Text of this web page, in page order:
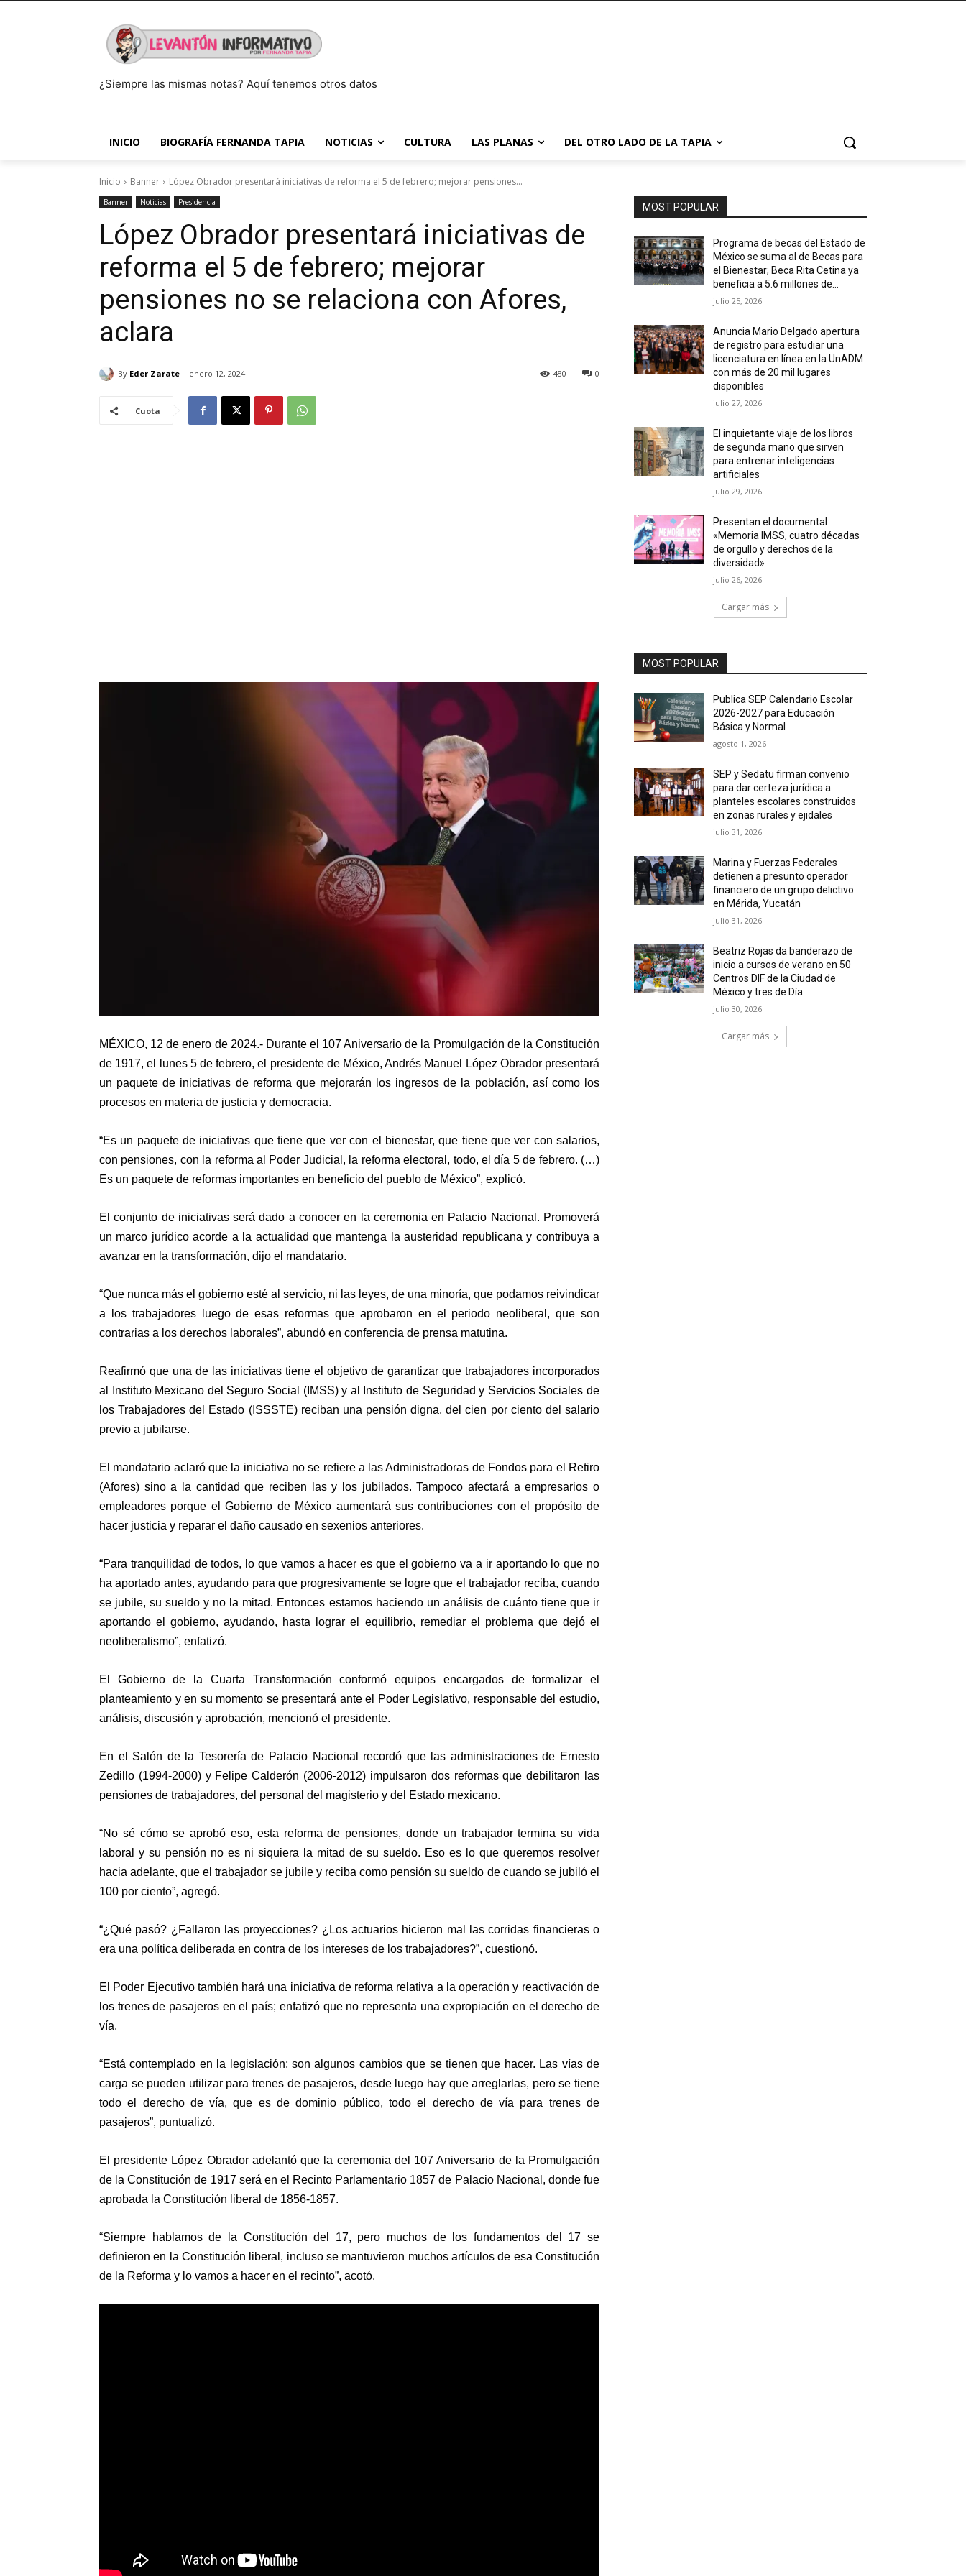
¿Siempre las mismas notas? Aquí tenemos otros datos
INICIO BIOGRAFÍA FERNANDA TAPIA NOTICIAS CULTURA LAS PLANAS DEL OTRO LADO DE LA TAPIA
Inicio Banner López Obrador presentará iniciativas de reforma el 5 de febrero; mejorar pensiones...
Banner Noticias Presidencia
López Obrador presentará iniciativas de
reforma el 5 de febrero; mejorar
pensiones no se relaciona con Afores,
aclara
By Eder Zarate enero 12, 2024 0
480
Cuota
MÉXICO, 12 de enero de 2024.- Durante el 107 Aniversario de la Promulgación de la Constitución
de 1917, el lunes 5 de febrero, el presidente de México, Andrés Manuel López Obrador presentará
un paquete de iniciativas de reforma que mejorarán los ingresos de la población, así como los
procesos en materia de justicia y democracia.
“Es un paquete de iniciativas que tiene que ver con el bienestar, que tiene que ver con salarios,
con pensiones, con la reforma al Poder Judicial, la reforma electoral, todo, el día 5 de febrero. (…)
Es un paquete de reformas importantes en beneficio del pueblo de México”, explicó.
El conjunto de iniciativas será dado a conocer en la ceremonia en Palacio Nacional. Promoverá
un marco jurídico acorde a la actualidad que mantenga la austeridad republicana y contribuya a
avanzar en la transformación, dijo el mandatario.
“Que nunca más el gobierno esté al servicio, ni las leyes, de una minoría, que podamos reivindicar
a los trabajadores luego de esas reformas que aprobaron en el periodo neoliberal, que son
contrarias a los derechos laborales”, abundó en conferencia de prensa matutina.
Reafirmó que una de las iniciativas tiene el objetivo de garantizar que trabajadores incorporados
al Instituto Mexicano del Seguro Social (IMSS) y al Instituto de Seguridad y Servicios Sociales de
los Trabajadores del Estado (ISSSTE) reciban una pensión digna, del cien por ciento del salario
previo a jubilarse.
El mandatario aclaró que la iniciativa no se refiere a las Administradoras de Fondos para el Retiro
(Afores) sino a la cantidad que reciben las y los jubilados. Tampoco afectará a empresarios o
empleadores porque el Gobierno de México aumentará sus contribuciones con el propósito de
hacer justicia y reparar el daño causado en sexenios anteriores.
“Para tranquilidad de todos, lo que vamos a hacer es que el gobierno va a ir aportando lo que no
ha aportado antes, ayudando para que progresivamente se logre que el trabajador reciba, cuando
se jubile, su sueldo y no la mitad. Entonces estamos haciendo un análisis de cuánto tiene que ir
aportando el gobierno, ayudando, hasta lograr el equilibrio, remediar el problema que dejó el
neoliberalismo”, enfatizó.
El Gobierno de la Cuarta Transformación conformó equipos encargados de formalizar el
planteamiento y en su momento se presentará ante el Poder Legislativo, responsable del estudio,
análisis, discusión y aprobación, mencionó el presidente.
En el Salón de la Tesorería de Palacio Nacional recordó que las administraciones de Ernesto
Zedillo (1994-2000) y Felipe Calderón (2006-2012) impulsaron dos reformas que debilitaron las
pensiones de trabajadores, del personal del magisterio y del Estado mexicano.
“No sé cómo se aprobó eso, esta reforma de pensiones, donde un trabajador termina su vida
laboral y su pensión no es ni siquiera la mitad de su sueldo. Eso es lo que queremos resolver
hacia adelante, que el trabajador se jubile y reciba como pensión su sueldo de cuando se jubiló el
100 por ciento”, agregó.
“¿Qué pasó? ¿Fallaron las proyecciones? ¿Los actuarios hicieron mal las corridas financieras o
era una política deliberada en contra de los intereses de los trabajadores?”, cuestionó.
El Poder Ejecutivo también hará una iniciativa de reforma relativa a la operación y reactivación de
los trenes de pasajeros en el país; enfatizó que no representa una expropiación en el derecho de
vía.
“Está contemplado en la legislación; son algunos cambios que se tienen que hacer. Las vías de
carga se pueden utilizar para trenes de pasajeros, desde luego hay que arreglarlas, pero se tiene
todo el derecho de vía, que es de dominio público, todo el derecho de vía para trenes de
pasajeros”, puntualizó.
El presidente López Obrador adelantó que la ceremonia del 107 Aniversario de la Promulgación
de la Constitución de 1917 será en el Recinto Parlamentario 1857 de Palacio Nacional, donde fue
aprobada la Constitución liberal de 1856-1857.
“Siempre hablamos de la Constitución del 17, pero muchos de los fundamentos del 17 se
definieron en la Constitución liberal, incluso se mantuvieron muchos artículos de esa Constitución
de la Reforma y lo vamos a hacer en el recinto”, acotó.
MOST POPULAR
Programa de becas del Estado de
México se suma al de Becas para
el Bienestar; Beca Rita Cetina ya
beneficia a 5.6 millones de...
julio 25, 2026
Anuncia Mario Delgado apertura
de registro para estudiar una
licenciatura en línea en la UnADM
con más de 20 mil lugares
disponibles
julio 27, 2026
El inquietante viaje de los libros
de segunda mano que sirven
para entrenar inteligencias
artificiales
julio 29, 2026
Presentan el documental
«Memoria IMSS, cuatro décadas
de orgullo y derechos de la
diversidad»
julio 26, 2026
Cargar más
MOST POPULAR
Publica SEP Calendario Escolar
2026-2027 para Educación
Básica y Normal
agosto 1, 2026
SEP y Sedatu firman convenio
para dar certeza jurídica a
planteles escolares construidos
en zonas rurales y ejidales
julio 31, 2026
Marina y Fuerzas Federales
detienen a presunto operador
financiero de un grupo delictivo
en Mérida, Yucatán
julio 31, 2026
Beatriz Rojas da banderazo de
inicio a cursos de verano en 50
Centros DIF de la Ciudad de
México y tres de Día
julio 30, 2026
Cargar más